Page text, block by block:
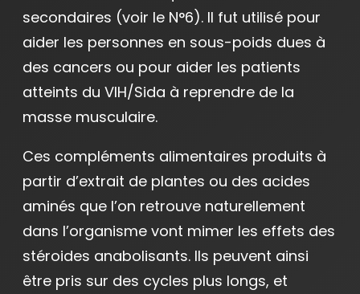
secondaires (voir le N°6). Il fut utilisé pour
aider les personnes en sous-poids dues à
des cancers ou pour aider les patients
atteints du VIH/Sida à reprendre de la
masse musculaire.
Ces compléments alimentaires produits à
partir d’extrait de plantes ou des acides
aminés que l’on retrouve naturellement
dans l’organisme vont mimer les effets des
stéroides anabolisants. Ils peuvent ainsi
être pris sur des cycles plus longs, et